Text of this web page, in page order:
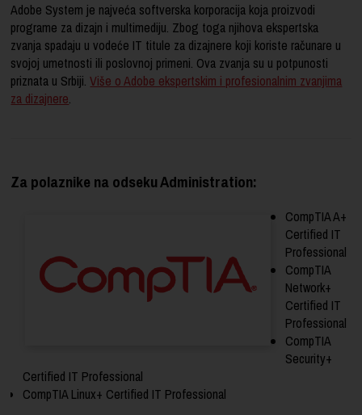
Adobe System je najveća softverska korporacija koja proizvodi
programe za dizajn i multimediju. Zbog toga njihova ekspertska
zvanja spadaju u vodeće IT titule za dizajnere koji koriste računare u
svojoj umetnosti ili poslovnoj primeni. Ova zvanja su u potpunosti
priznata u Srbiji.Više o Adobe ekspertskim i profesionalnim zvanjima
za dizajnere.
Za polaznike na odseku Administration:
CompTIA A+
Certified IT
Professional
CompTIA
Network+
Certified IT
Professional
CompTIA
Security+
Certified IT Professional
CompTIA Linux+ Certified IT Professional